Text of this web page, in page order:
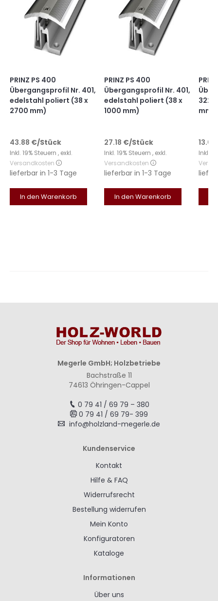
PRINZ PS 400
Übergangsprofil Nr. 401,
edelstahl poliert (38 x
2700 mm)
43.88 €/Stück
Inkl. 19% Steuern , exkl.
Versandkosten
lieferbar in 1-3 Tage
In den Warenkorb
PRINZ PS 400
Übergangsprofil Nr. 401,
edelstahl poliert (38 x
1000 mm)
27.18 €/Stück
Inkl. 19% Steuern , exkl.
Versandkosten
lieferbar in 1-3 Tage
In den Warenkorb
322,
mm)
13.01
Inkl.
Megerle GmbH; Holzbetriebe
Bachstraße 11
74613 Öhringen-Cappel
0 79 41 / 69 79 – 380
0 79 41 / 69 79- 399
info@holzland-megerle.de
Kundenservice
Kontakt
Hilfe & FAQ
Widerrufsrecht
Bestellung widerrufen
Mein Konto
Konfiguratoren
Kataloge
Informationen
Über uns